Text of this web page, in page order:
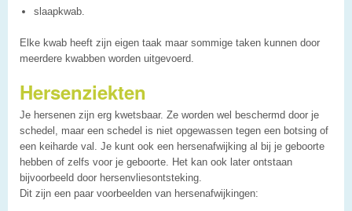
slaapkwab.
Elke kwab heeft zijn eigen taak maar sommige taken kunnen door
meerdere kwabben worden uitgevoerd.
Hersenziekten
Je hersenen zijn erg kwetsbaar. Ze worden wel beschermd door je
schedel, maar een schedel is niet opgewassen tegen een botsing of
een keiharde val. Je kunt ook een hersenafwijking al bij je geboorte
hebben of zelfs voor je geboorte. Het kan ook later ontstaan
bijvoorbeeld door hersenvliesontsteking.
Dit zijn een paar voorbeelden van hersenafwijkingen: